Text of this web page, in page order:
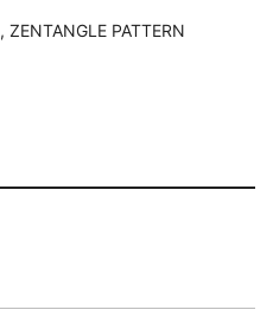
ZPTT
, ZENTANGLE PATTERN